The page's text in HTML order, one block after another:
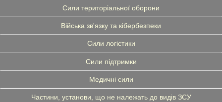
Сили територіальної оборони
Війська зв'язку та кібербезпеки
Сили логістики
Сили підтримки
Медичні сили
Частини, установи, що не належать до видів ЗСУ